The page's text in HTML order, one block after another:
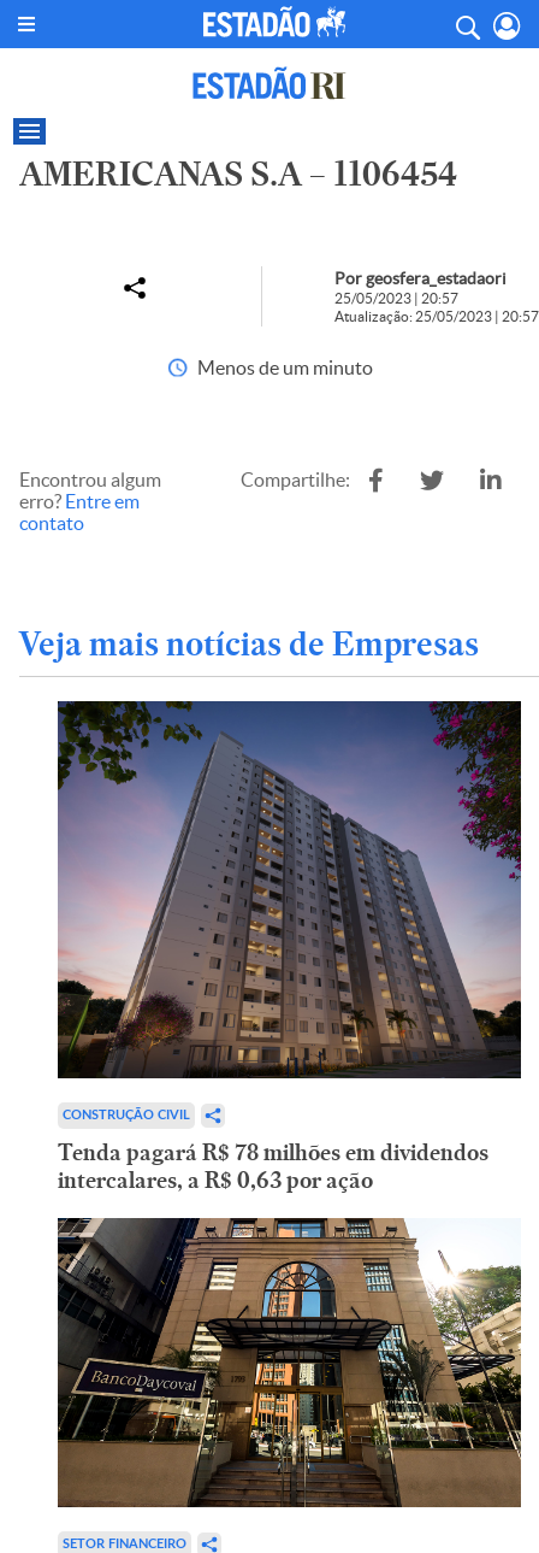
AMERICANAS S.A – 1106454
Por geosfera_estadaori
25/05/2023 | 20:57
Atualização: 25/05/2023 | 20:57
Menos de um minuto
Encontrou algum
erro? Entre em
contato
Compartilhe:
Veja mais notícias de Empresas
CONSTRUÇÃO CIVIL
Tenda pagará R$ 78 milhões em dividendos
intercalares, a R$ 0,63 por ação
SETOR FINANCEIRO